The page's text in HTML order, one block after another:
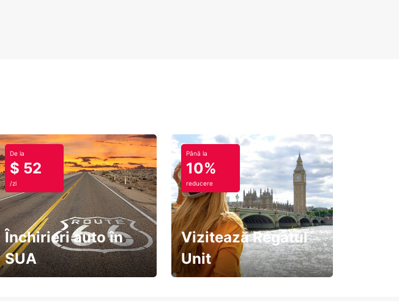
De la
$ 52
/zi
Închirieri auto în
SUA
Până la
10%
reducere
Vizitează Regatul
Unit